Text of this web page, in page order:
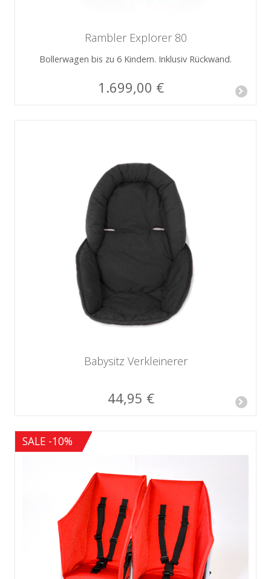
Rambler Explorer 80
Bollerwagen bis zu 6 Kindern. Inklusiv Rückwand.
1.699,00 €
Babysitz Verkleinerer
44,95 €
SALE -10%